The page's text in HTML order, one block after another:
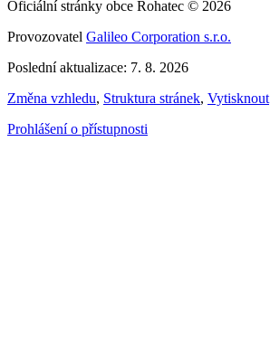
Oficiální stránky obce Rohatec © 2026
Provozovatel Galileo Corporation s.r.o.
Poslední aktualizace: 7. 8. 2026
Změna vzhledu, Struktura stránek, Vytisknout
Prohlášení o přístupnosti